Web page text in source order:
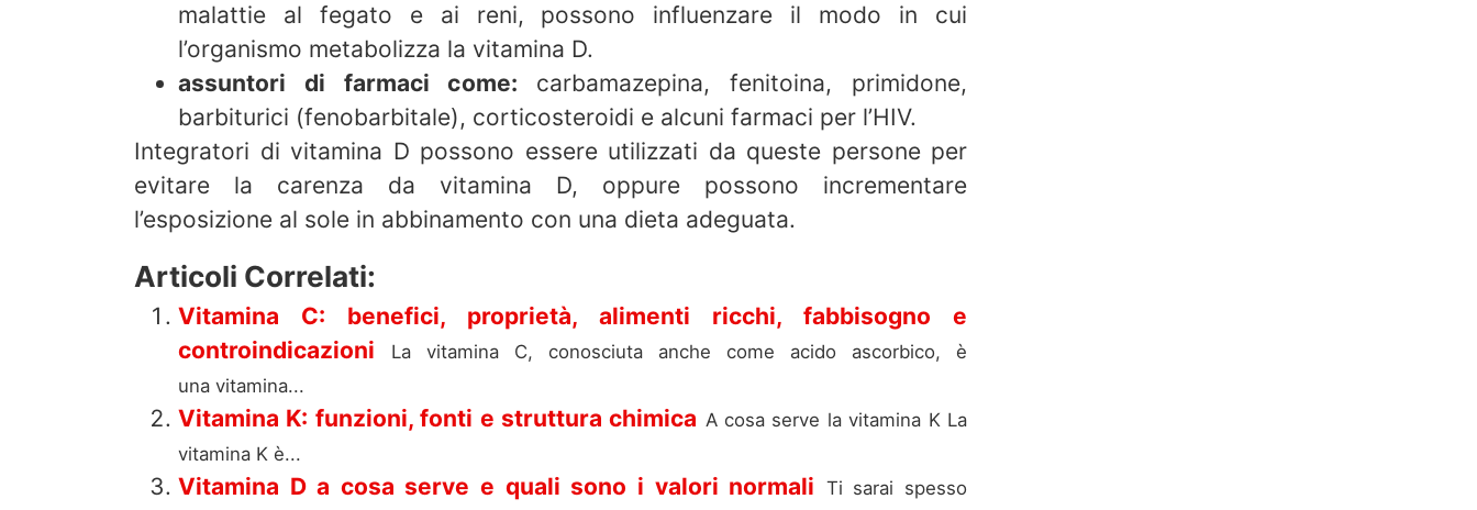
malattie al fegato e ai reni, possono influenzare il modo in cui
l’organismo metabolizza la vitamina D.
assuntori di farmaci come: carbamazepina, fenitoina, primidone,
barbiturici (fenobarbitale), corticosteroidi e alcuni farmaci per l’HIV.
Integratori di vitamina D possono essere utilizzati da queste persone per
evitare la carenza da vitamina D, oppure possono incrementare
l’esposizione al sole in abbinamento con una dieta adeguata.
Articoli Correlati:
Vitamina C: benefici, proprietà, alimenti ricchi, fabbisogno e
controindicazioni
La vitamina C, conosciuta anche come acido ascorbico, è
una vitamina...
Vitamina K: funzioni, fonti e struttura chimica A cosa serve la vitamina K La
vitamina K è...
Vitamina D a cosa serve e quali sono i valori normali Ti sarai spesso